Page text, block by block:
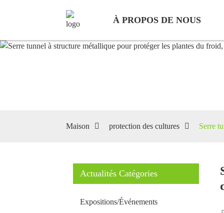
À PROPOS DE NOUS
Maison protection des cultures Serre
Actualités Catégories
Expositions/Événements